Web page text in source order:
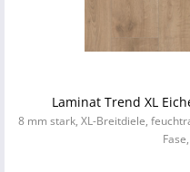
Laminat Trend XL
8 mm stark, XL-Breitdiele,